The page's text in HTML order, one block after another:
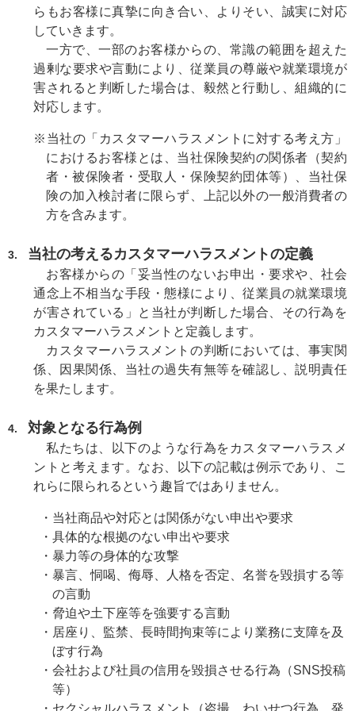
らもお客様に真摯に向き合い、よりそい、誠実に対応
していきます。
一方で、一部のお客様からの、常識の範囲を超えた
過剰な要求や言動により、従業員の尊厳や就業環境が
害されると判断した場合は、毅然と行動し、組織的に
対応します。
※ 当社の「カスタマーハラスメントに対する考え方」
におけるお客様とは、当社保険契約の関係者（契約
者・被保険者・受取人・保険契約団体等）、当社保
険の加入検討者に限らず、上記以外の一般消費者の
方を含みます。
3. 当社の考えるカスタマーハラスメントの定義
お客様からの「妥当性のないお申出・要求や、社会
通念上不相当な手段・態様により、従業員の就業環境
が害されている」と当社が判断した場合、その行為を
カスタマーハラスメントと定義します。
カスタマーハラスメントの判断においては、事実関
係、因果関係、当社の過失有無等を確認し、説明責任
を果たします。
4. 対象となる行為例
私たちは、以下のような行為をカスタマーハラスメ
ントと考えます。なお、以下の記載は例示であり、こ
れらに限られるという趣旨ではありません。
・ 当社商品や対応とは関係がない申出や要求
・ 具体的な根拠のない申出や要求
・ 暴力等の身体的な攻撃
・ 暴言、恫喝、侮辱、人格を否定、名誉を毀損する等
の言動
・ 脅迫や土下座等を強要する言動
・ 居座り、監禁、長時間拘束等により業務に支障を及
ぼす行為
・ 会社および社員の信用を毀損させる行為（SNS投稿
等）
・ セクシャルハラスメント（盗撮、わいせつ行為、発